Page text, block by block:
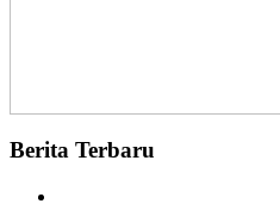
Berita Terbaru